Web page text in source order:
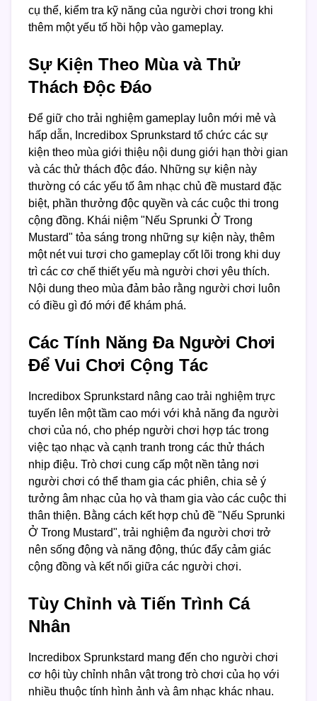
cụ thể, kiểm tra kỹ năng của người chơi trong khi
thêm một yếu tố hồi hộp vào gameplay.
Sự Kiện Theo Mùa và Thử
Thách Độc Đáo
Để giữ cho trải nghiệm gameplay luôn mới mẻ và
hấp dẫn, Incredibox Sprunkstard tổ chức các sự
kiện theo mùa giới thiệu nội dung giới hạn thời gian
và các thử thách độc đáo. Những sự kiện này
thường có các yếu tố âm nhạc chủ đề mustard đặc
biệt, phần thưởng độc quyền và các cuộc thi trong
cộng đồng. Khái niệm "Nếu Sprunki Ở Trong
Mustard" tỏa sáng trong những sự kiện này, thêm
một nét vui tươi cho gameplay cốt lõi trong khi duy
trì các cơ chế thiết yếu mà người chơi yêu thích.
Nội dung theo mùa đảm bảo rằng người chơi luôn
có điều gì đó mới để khám phá.
Các Tính Năng Đa Người Chơi
Để Vui Chơi Cộng Tác
Incredibox Sprunkstard nâng cao trải nghiệm trực
tuyến lên một tầm cao mới với khả năng đa người
chơi của nó, cho phép người chơi hợp tác trong
việc tạo nhạc và cạnh tranh trong các thử thách
nhịp điệu. Trò chơi cung cấp một nền tảng nơi
người chơi có thể tham gia các phiên, chia sẻ ý
tưởng âm nhạc của họ và tham gia vào các cuộc thi
thân thiện. Bằng cách kết hợp chủ đề "Nếu Sprunki
Ở Trong Mustard", trải nghiệm đa người chơi trở
nên sống động và năng động, thúc đẩy cảm giác
cộng đồng và kết nối giữa các người chơi.
Tùy Chỉnh và Tiến Trình Cá
Nhân
Incredibox Sprunkstard mang đến cho người chơi
cơ hội tùy chỉnh nhân vật trong trò chơi của họ với
nhiều thuộc tính hình ảnh và âm nhạc khác nhau.